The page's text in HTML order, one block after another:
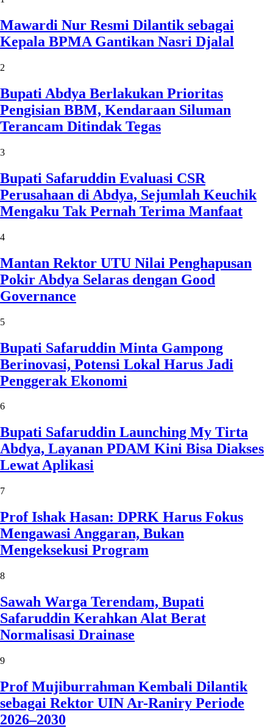
Mawardi Nur Resmi Dilantik sebagai
Kepala BPMA Gantikan Nasri Djalal
2
Bupati Abdya Berlakukan Prioritas
Pengisian BBM, Kendaraan Siluman
Terancam Ditindak Tegas
3
Bupati Safaruddin Evaluasi CSR
Perusahaan di Abdya, Sejumlah Keuchik
Mengaku Tak Pernah Terima Manfaat
4
Mantan Rektor UTU Nilai Penghapusan
Pokir Abdya Selaras dengan Good
Governance
5
Bupati Safaruddin Minta Gampong
Berinovasi, Potensi Lokal Harus Jadi
Penggerak Ekonomi
6
Bupati Safaruddin Launching My Tirta
Abdya, Layanan PDAM Kini Bisa Diakses
Lewat Aplikasi
7
Prof Ishak Hasan: DPRK Harus Fokus
Mengawasi Anggaran, Bukan
Mengeksekusi Program
8
Sawah Warga Terendam, Bupati
Safaruddin Kerahkan Alat Berat
Normalisasi Drainase
9
Prof Mujiburrahman Kembali Dilantik
sebagai Rektor UIN Ar-Raniry Periode
2026–2030